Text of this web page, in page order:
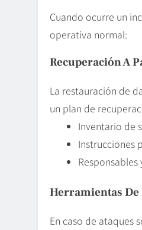
Cuando ocurre un
operativa normal:
Recuperación A
La restauración de
un plan de
Inventario de
Instrucciones
Herramientas De
En caso de ataques